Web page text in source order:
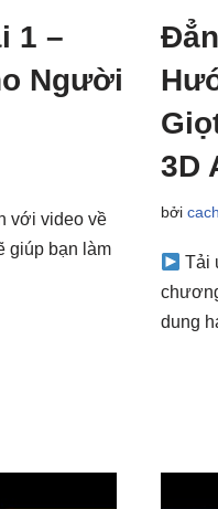
1 –
Người
với video về
giúp bạn làm
3D
bởi
Tải
dung